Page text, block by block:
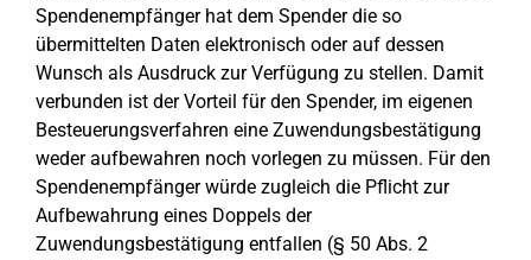
Spendenempfänger hat dem Spender die so
übermittelten Daten elektronisch oder auf dessen
Wunsch als Ausdruck zur Verfügung zu stellen. Damit
verbunden ist der Vorteil für den Spender, im eigenen
Besteuerungsverfahren eine Zuwendungsbestätigung
weder aufbewahren noch vorlegen zu müssen. Für den
Spendenempfänger würde zugleich die Pflicht zur
Aufbewahrung eines Doppels der
Zuwendungsbestätigung entfallen (§ 50 Abs. 2